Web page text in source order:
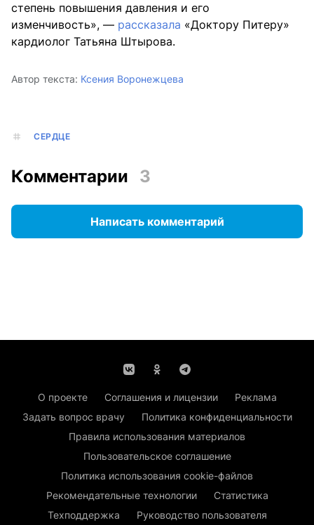
степень повышения давления и его
изменчивость», — рассказала «Доктору Питеру»
кардиолог Татьяна Штырова.
Автор текста: Ксения Воронежцева
СЕРДЦЕ
Комментарии 3
Написать комментарий
О проекте Соглашения и лицензии
Реклама
Задать вопрос врачу
Политика конфиденциальности
Правила использования материалов
Пользовательское соглашение
Политика использования cookie-файлов
Рекомендательные технологии
Статистика
Техподдержка
Руководство пользователя